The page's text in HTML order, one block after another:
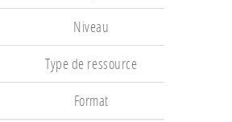
Niveau
Type de ressource
Format